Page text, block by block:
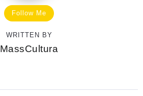
Follow Me
WRITTEN BY
MassCultura